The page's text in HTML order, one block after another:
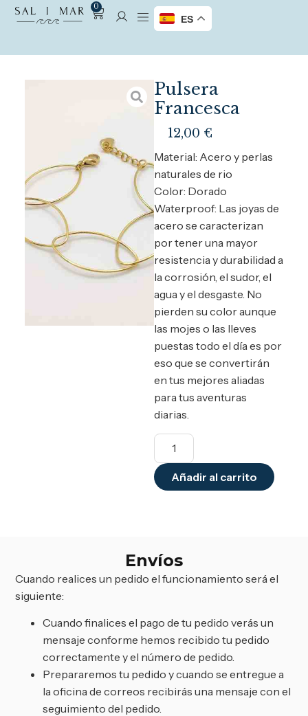
0
ES
Pulsera
Francesca
12,00 €
Material: Acero y perlas
naturales de rio
Color: Dorado
Waterproof: Las joyas de
acero se caracterizan
por tener una mayor
resistencia y durabilidad a
la corrosión, el sudor, el
agua y el desgaste. No
pierden su color aunque
las mojes o las lleves
puestas todo el día es por
eso que se convertirán
en tus mejores aliadas
para tus aventuras
diarias.
Añadir al carrito
Envíos
Cuando realices un pedido el funcionamiento será el
siguiente:
Cuando finalices el pago de tu pedido verás un
mensaje conforme hemos recibido tu pedido
correctamente y el número de pedido.
Prepararemos tu pedido y cuando se entregue a
la oficina de correos recibirás una mensaje con el
seguimiento del pedido.